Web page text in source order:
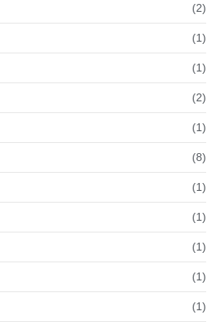
(2)
(1)
(1)
(2)
(1)
(8)
(1)
(1)
(1)
(1)
(1)